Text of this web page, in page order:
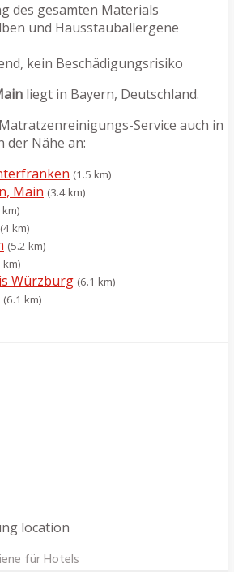
des gesamten Materials
und Hausstauballergene
kein Beschädigungsrisiko
liegt in Bayern, Deutschland.
Service auch in
der Nähe an:
(1.5 km)
Main (3.4 km)
(4 km)
(5.2 km)
km)
Würzburg (6.1 km)
(6.1 km)
location
für Hotels